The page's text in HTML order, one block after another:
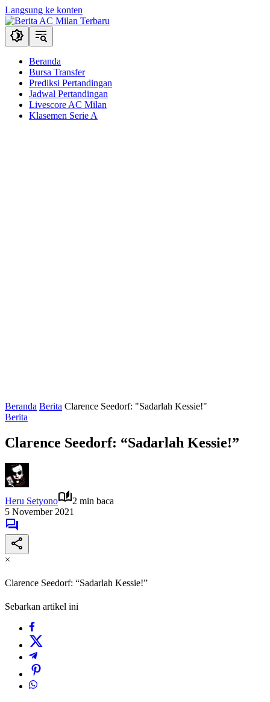
Langsung ke konten
Beranda
Bursa Transfer
Prediksi Pertandingan
Jadwal Pertandingan
Livescore AC Milan
Klasemen Serie A
Beranda Berita Clarence Seedorf: "Sadarlah Kessie!"
Berita
Clarence Seedorf: “Sadarlah Kessie!”
Heru Setyono
2 min baca
5 November 2021
×
Clarence Seedorf: “Sadarlah Kessie!”
Sebarkan artikel ini